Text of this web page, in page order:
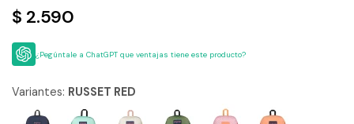
$ 2.590
¿Pegúntale a ChatGPT que ventajas tiene este producto?
Variantes: RUSSET RED